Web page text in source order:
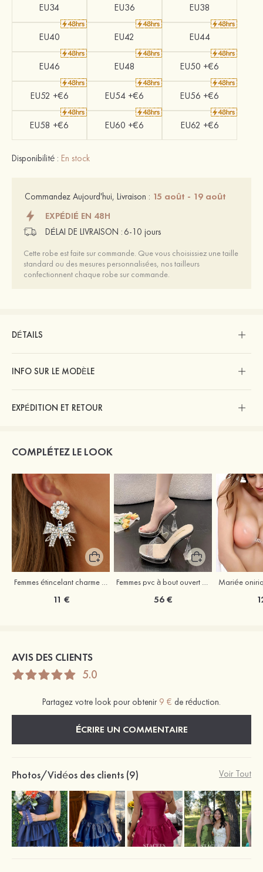
EU34 EU36 EU38
EU40 EU42 EU44
EU46 EU48 EU50 +€6
EU52 +€6 EU54 +€6 EU56 +€6
EU58 +€6 EU60 +€6 EU62 +€6
Disponibilité : En stock
Commandez Aujourd'hui, Livraison : 15 août - 19 août
EXPÉDIÉ EN 48H
DÉLAI DE LIVRAISON : 6-10 jours
Cette robe est faite sur commande. Que vous choisissiez une taille
standard ou des mesures personnalisées, nos tailleurs
confectionnent chaque robe sur commande.
DÉTAILS
INFO SUR LE MODÈLE
EXPÉDITION ET RETOUR
COMPLÉTEZ LE LOOK
Femmes étincelant charme alliage strass boucles d'oreilles
11 €
Femmes pvc à bout ouvert sandales talon bottie chaussures de mode
56 €
AVIS DES CLIENTS
5.0
Partagez votre look pour obtenir 9 € de réduction.
ÉCRIRE UN COMMENTAIRE
Photos/Vidéos des clients (9) Voir Tout